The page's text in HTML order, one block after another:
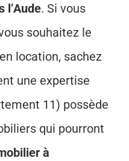
l’Aude. Si vous
souhaitez le
location, sachez
une expertise
11) possède
qui pourront
à